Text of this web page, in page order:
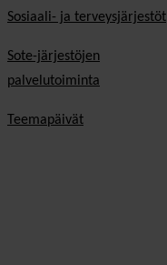
Sosiaali- ja terveysjärjestöt
Sote-järjestöjen
palvelutoiminta
Teemapäivät